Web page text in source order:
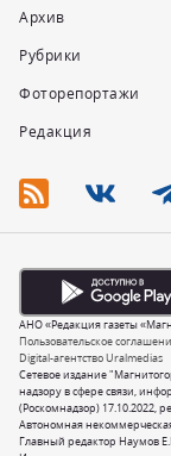
Архив
Рубрики
Фоторепортажи
Редакция
Сетевое издание
надзору в сфере связи,
(Роскомнадзор) 17.10.2022,
Автономная
Главный редактор Наумов
Пользовательское
Digital-агентство Uralmedias
АНО «Редакция газеты